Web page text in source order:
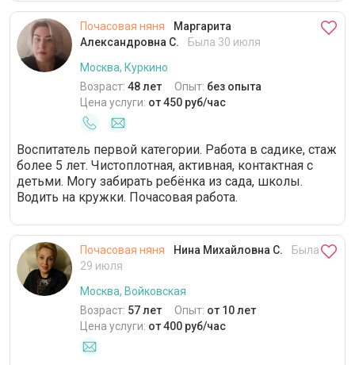
Почасовая няня
Маргарита
Александровна С.
Была 30 июля
Москва, Куркино
Возраст: 48 лет Опыт: без опыта
Цена услуги: от 450 руб/час
Воспитатель первой категории. Работа в садике, стаж
более 5 лет. Чистоплотная, активная, контактная с
детьми. Могу забирать ребёнка из сада, школы.
Водить на кружки. Почасовая работа.
Почасовая няня Нина Михайловна С.
Была
29 июля
Москва, Войковская
Возраст: 57 лет Опыт: от 10 лет
Цена услуги: от 400 руб/час